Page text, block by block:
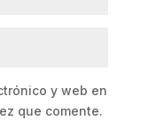
y web en
que comente.